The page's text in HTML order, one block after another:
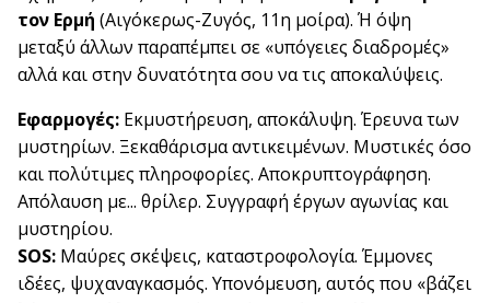
τον Ερμή (Αιγόκερως-Ζυγός, 11η μοίρα). Ή όψη
μεταξύ άλλων παραπέμπει σε «υπόγειες διαδρομές»
αλλά και στην δυνατότητα σου να τις αποκαλύψεις.
Εφαρμογές: Εκμυστήρευση, αποκάλυψη. Έρευνα των
μυστηρίων. Ξεκαθάρισμα αντικειμένων. Μυστικές όσο
και πολύτιμες πληροφορίες. Αποκρυπτογράφηση.
Απόλαυση με... θρίλερ. Συγγραφή έργων αγωνίας και
μυστηρίου.
SOS: Μαύρες σκέψεις, καταστροφολογία. Έμμονες
ιδέες, ψυχαναγκασμός. Υπονόμευση, αυτός που «βάζει